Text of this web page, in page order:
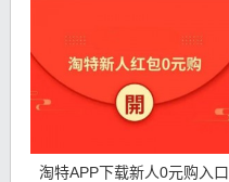
淘特APP下载新人0元购入口